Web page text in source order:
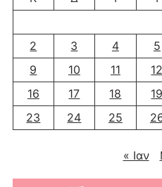
2
3 4 5
9
10 11 12
16
17 18 19
23
24 25
« Ιαν